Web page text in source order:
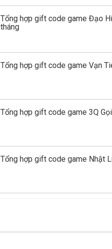
Tổng hợp gift code game Đạo
tháng
Tổng hợp gift code game Vạn
Tổng hợp gift code game 3Q
Tổng hợp gift code game Nhật